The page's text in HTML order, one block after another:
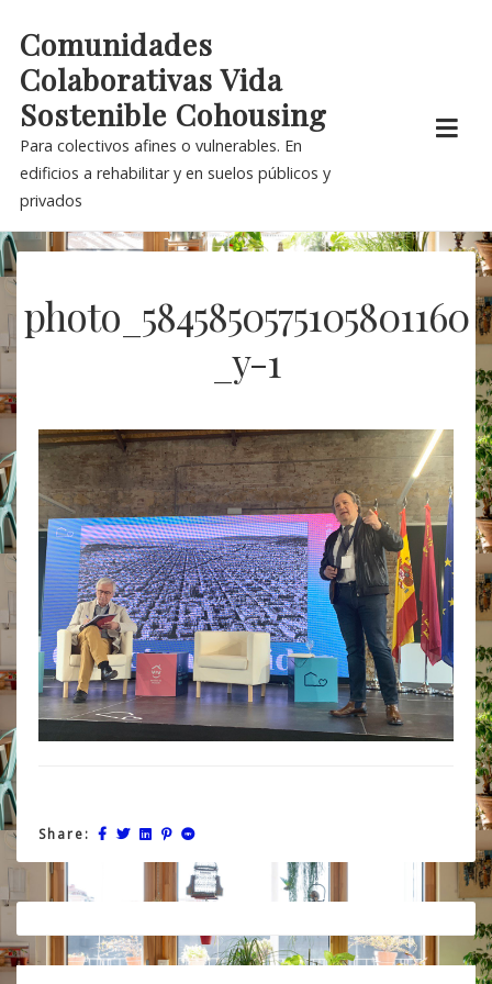
content
Comunidades
Colaborativas Vida
Sostenible Cohousing
Para colectivos afines o vulnerables. En
edificios a rehabilitar y en suelos públicos y
privados
photo_5845850575105801160
_y-1
Share:
Post